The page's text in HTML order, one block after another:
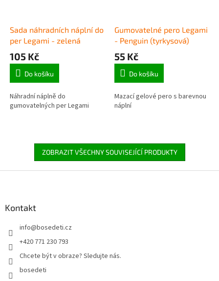
Sada náhradních náplní do
per Legami - zelená
105 Kč
Do košíku
Náhradní náplně do
gumovatelných per Legami
Gumovatelné pero Legami
- Penguin (tyrkysová)
55 Kč
Do košíku
Mazací gelové pero s barevnou
náplní
ZOBRAZIT VŠECHNY SOUVISEJÍCÍ PRODUKTY
Kontakt
info@bosedeti.cz
+420 771 230 793
Chcete být v obraze? Sledujte nás.
bosedeti